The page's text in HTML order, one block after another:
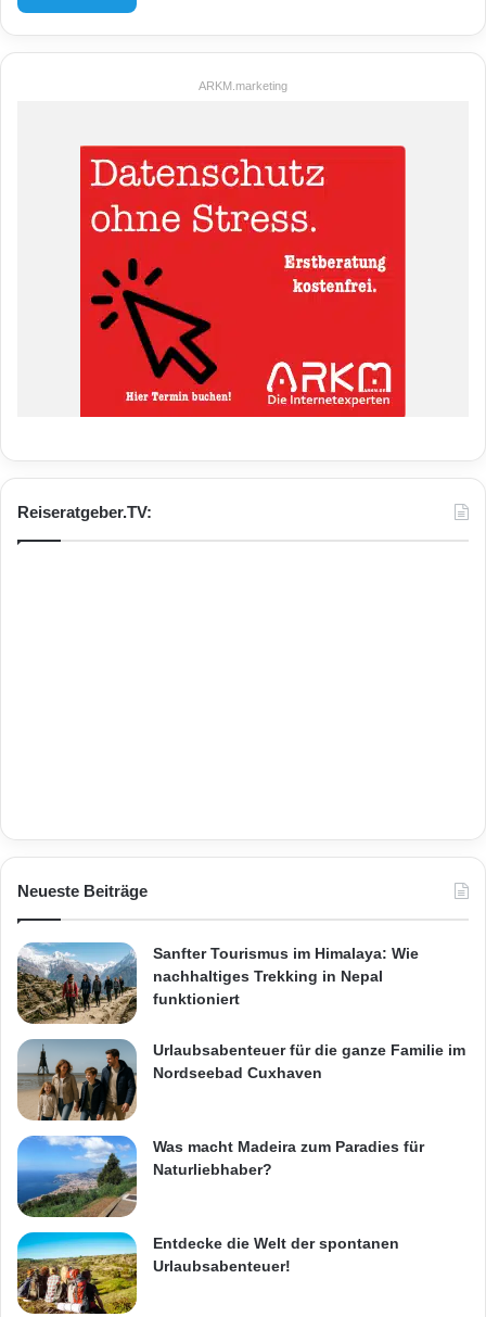
ARKM.marketing
Reiseratgeber.TV:
Neueste Beiträge
Sanfter Tourismus im Himalaya: Wie
nachhaltiges Trekking in Nepal
funktioniert
Urlaubsabenteuer für die ganze Familie im
Nordseebad Cuxhaven
Was macht Madeira zum Paradies für
Naturliebhaber?
Entdecke die Welt der spontanen
Urlaubsabenteuer!